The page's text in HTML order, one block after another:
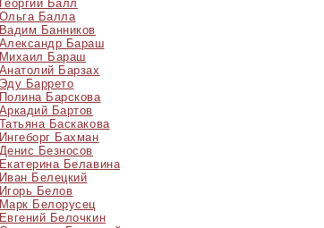
Георгий Балл
Ольга Балла
Вадим Банников
Александр Бараш
Михаил Бараш
Анатолий Барзах
Эду Баррето
Полина Барскова
Аркадий Бартов
Татьяна Баскакова
Ингеборг Бахман
Денис Безносов
Екатерина Белавина
Иван Белецкий
Игорь Белов
Марк Белорусец
Евгений Белочкин